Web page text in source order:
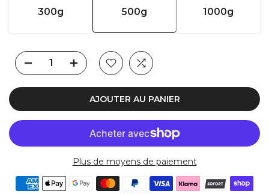
300g 500g 1000g
AJOUTER AU PANIER
Plus de moyens de paiement